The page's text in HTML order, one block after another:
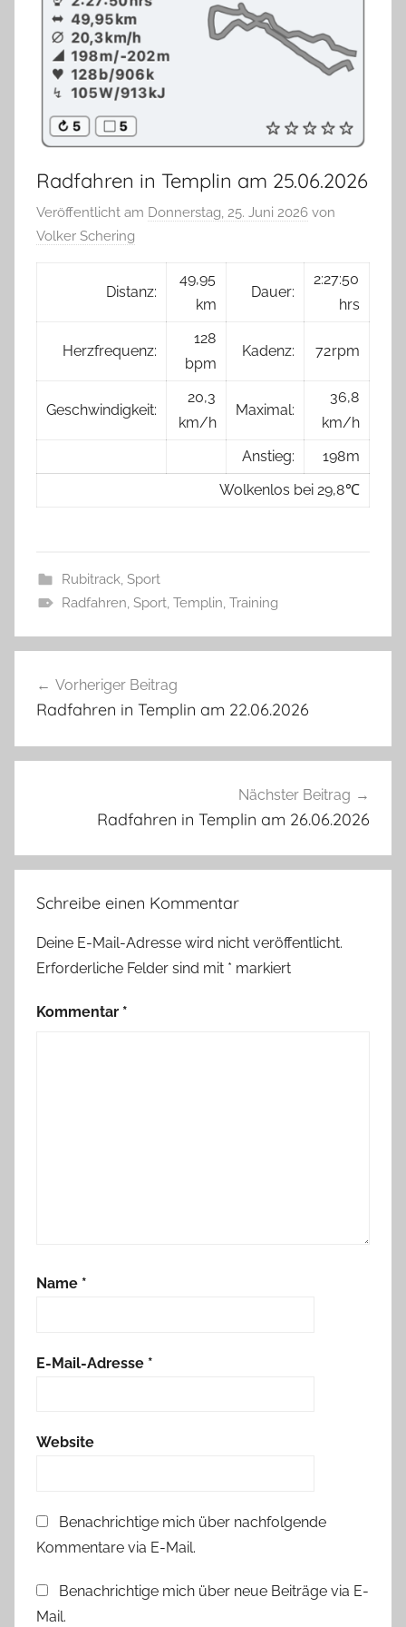
Radfahren in Templin am 25.06.2026
Veröffentlicht am Donnerstag, 25. Juni 2026 von
Volker Schering
Distanz:
49,95
km
Dauer:
2:27:50
hrs
Herzfrequenz:
128
bpm
Kadenz: 72 rpm
Geschwindigkeit:
20,3
km/h
Maximal:
36,8
km/h
Anstieg:
198 m
Wolkenlos bei 29,8 ℃
Rubitrack, Sport
Radfahren, Sport, Templin, Training
Vorheriger Beitrag
Radfahren in Templin am 22.06.2026
Nächster Beitrag
Radfahren in Templin am 26.06.2026
Schreibe einen Kommentar
Deine E-Mail-Adresse wird nicht veröffentlicht.
Erforderliche Felder sind mit * markiert
Kommentar *
Name *
E-Mail-Adresse *
Website
Benachrichtige mich über nachfolgende
Kommentare via E-Mail.
Benachrichtige mich über neue Beiträge via E-
Mail.